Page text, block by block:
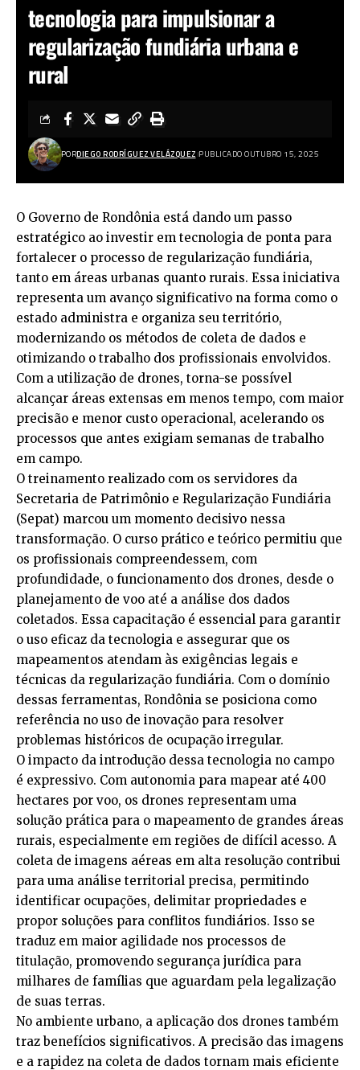
tecnologia para impulsionar a
regularização fundiária urbana e
rural
PORDIEGO RODRÍGUEZ VELÁZQUEZ PUBLICADO OUTUBRO 15, 2025
O Governo de Rondônia está dando um passo
estratégico ao investir em tecnologia de ponta para
fortalecer o processo de regularização fundiária,
tanto em áreas urbanas quanto rurais. Essa iniciativa
representa um avanço significativo na forma como o
estado administra e organiza seu território,
modernizando os métodos de coleta de dados e
otimizando o trabalho dos profissionais envolvidos.
Com a utilização de drones, torna-se possível
alcançar áreas extensas em menos tempo, com maior
precisão e menor custo operacional, acelerando os
processos que antes exigiam semanas de trabalho
em campo.
O treinamento realizado com os servidores da
Secretaria de Patrimônio e Regularização Fundiária
(Sepat) marcou um momento decisivo nessa
transformação. O curso prático e teórico permitiu que
os profissionais compreendessem, com
profundidade, o funcionamento dos drones, desde o
planejamento de voo até a análise dos dados
coletados. Essa capacitação é essencial para garantir
o uso eficaz da tecnologia e assegurar que os
mapeamentos atendam às exigências legais e
técnicas da regularização fundiária. Com o domínio
dessas ferramentas, Rondônia se posiciona como
referência no uso de inovação para resolver
problemas históricos de ocupação irregular.
O impacto da introdução dessa tecnologia no campo
é expressivo. Com autonomia para mapear até 400
hectares por voo, os drones representam uma
solução prática para o mapeamento de grandes áreas
rurais, especialmente em regiões de difícil acesso. A
coleta de imagens aéreas em alta resolução contribui
para uma análise territorial precisa, permitindo
identificar ocupações, delimitar propriedades e
propor soluções para conflitos fundiários. Isso se
traduz em maior agilidade nos processos de
titulação, promovendo segurança jurídica para
milhares de famílias que aguardam pela legalização
de suas terras.
No ambiente urbano, a aplicação dos drones também
traz benefícios significativos. A precisão das imagens
e a rapidez na coleta de dados tornam mais eficiente